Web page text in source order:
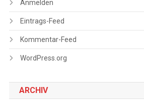
Anmelden
Eintrags-Feed
Kommentar-Feed
WordPress.org
ARCHIV